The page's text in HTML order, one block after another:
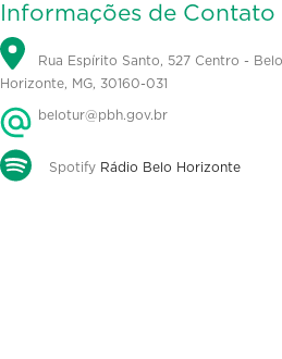
Informações de Contato
Rua Espírito Santo, 527 Centro - Belo
Horizonte, MG, 30160-031
belotur@pbh.gov.br
Spotify Rádio Belo Horizonte